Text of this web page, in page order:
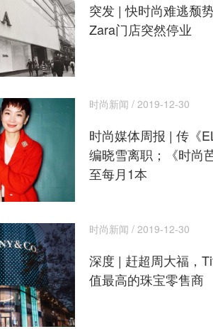
突发 | 快时尚难逃颓
Zara门店突然停业
时尚新闻 / 2019-12-30
时尚媒体周报 | 传《
编晓雪离职；《时尚
至每月1本
时尚新闻 / 2019-12-30
深度 | 赶超周大福，
值最高的珠宝零售商